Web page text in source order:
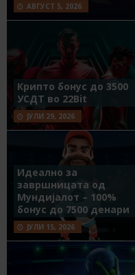
АВГУСТ 5, 2026
Крипто бонус до 3500
УСДТ во 22Bit
ЈУЛИ 29, 2026
Идеално за
завршницата од
Мундијалот – 100%
бонус до 7500 денари
ЈУЛИ 15, 2026